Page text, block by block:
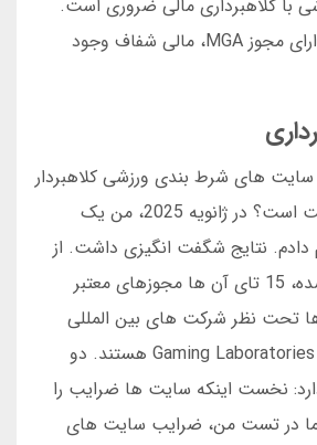
با کلاهبرداری مالی ضروری است.
تنها در پلتفرم های دارای مجوز MGA، مالی شفاف وجود
های شرط بندی ورزشی کلاهبردار
هستند. آیا این درست است؟ در ژانویه 2025، من یک
انجام دادم. نتایج شگفت انگیزی داشت. از
127 سایت بررسی شده، 15 تای آن ها مجوزهای معتبر
تحت نظر شرکت های بین المللی
مانند Gaming Laboratories International هستند. دو
نخست اینکه سایت ها ضرایب را
در تست من، ضرایب سایت های